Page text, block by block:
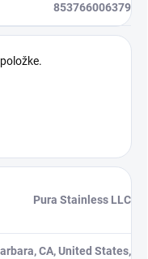
853766006379
Pura Stainless LLC
CA, United States,